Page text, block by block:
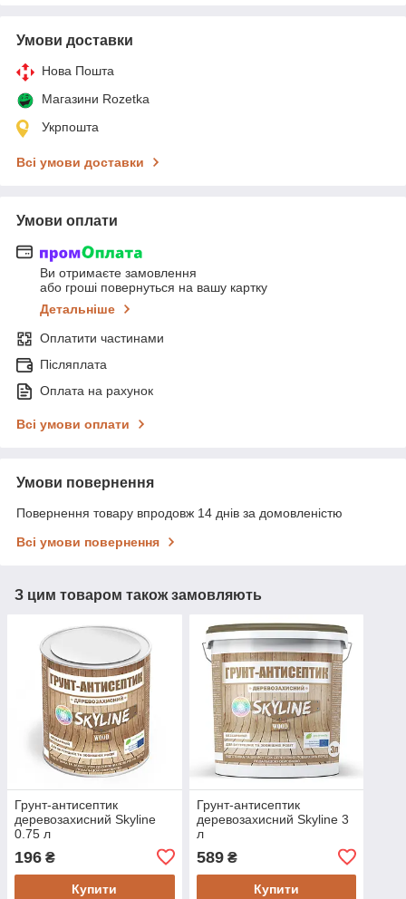
Умови доставки
Нова Пошта
Магазини Rozetka
Укрпошта
Всі умови доставки
Умови оплати
Ви отримаєте замовлення
або гроші повернуться на вашу картку
Детальніше
Оплатити частинами
Післяплата
Оплата на рахунок
Всі умови оплати
Умови повернення
Повернення товару впродовж 14 днів за домовленістю
Всі умови повернення
З цим товаром також замовляють
Грунт-антисептик
деревозахисний Skyline
0.75 л
196 ₴
Купити
Грунт-антисептик
деревозахисний Skyline 3
л
589₴
Купити